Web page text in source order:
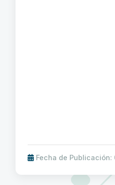
Fecha de Publicación: